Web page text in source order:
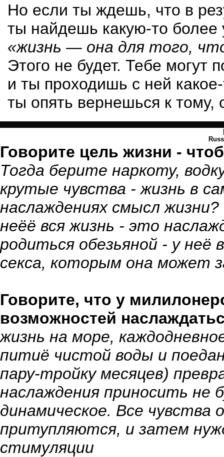
Но если ты ждешь, что в
ты найдешь какую-то более
«жизнь — она для того,
Этого не будет. Тебе могут
и ты проходишь с ней
ты опять вернешься к тому,
Говорите цель жизни -
Тогда берите наркоту,
крутые чувства - жизнь в
наслаждениях смысл
неёё вся жизнь - это
родиться обезьяной - у неё
секса, которым она может
Говорите, что у
возможностей
жизнь на море,
питиё чистой воды и
пару-тройку месяцев)
наслаждения приносить
динамическое. Все чувства
притупляются, и затем
стимуляции